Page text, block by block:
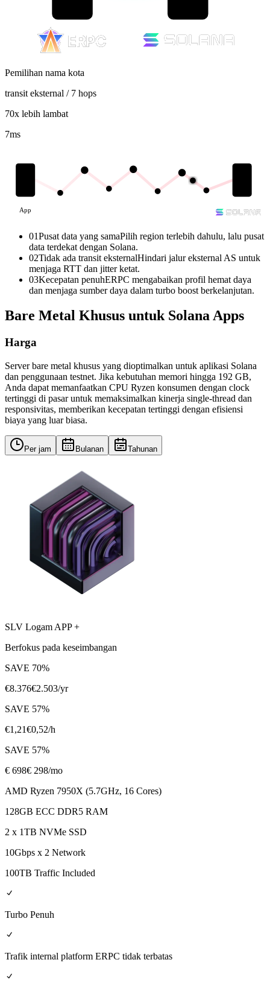
Pemilihan nama kota
transit eksternal / 7 hops
70x lebih lambat
7ms
App
01Pusat data yang samaPilih region terlebih dahulu, lalu pusat
data terdekat dengan Solana.
02Tidak ada transit eksternalHindari jalur eksternal AS untuk
menjaga RTT dan jitter ketat.
03Kecepatan penuhERPC mengabaikan profil hemat daya
dan menjaga sumber daya dalam turbo boost berkelanjutan.
Bare Metal Khusus untuk Solana Apps
Harga
Server bare metal khusus yang dioptimalkan untuk aplikasi Solana
dan penggunaan testnet. Jika kebutuhan memori hingga 192 GB,
Anda dapat memanfaatkan CPU Ryzen konsumen dengan clock
tertinggi di pasar untuk memaksimalkan kinerja single-thread dan
responsivitas, memberikan kecepatan tertinggi dengan efisiensi
biaya yang luar biasa.
Per jam Bulanan Tahunan
SLV Logam APP +
Berfokus pada keseimbangan
SAVE 70%
€8.376€2.503/yr
SAVE 57%
€1,21€0,52/h
SAVE 57%
€ 698€ 298/mo
AMD Ryzen 7950X (5.7GHz, 16 Cores)
128GB ECC DDR5 RAM
2 x 1TB NVMe SSD
10Gbps x 2 Network
100TB Traffic Included
Turbo Penuh
Trafik internal platform ERPC tidak terbatas